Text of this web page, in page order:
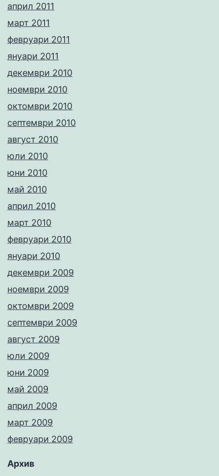
април 2011
март 2011
февруари 2011
януари 2011
декември 2010
ноември 2010
октомври 2010
септември 2010
август 2010
юли 2010
юни 2010
май 2010
април 2010
март 2010
февруари 2010
януари 2010
декември 2009
ноември 2009
октомври 2009
септември 2009
август 2009
юли 2009
юни 2009
май 2009
април 2009
март 2009
февруари 2009
Архив